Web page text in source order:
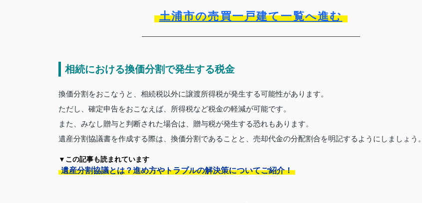
土浦市の売買一戸建て一覧へ進む
相続における換価分割で発生する税金
換価分割をおこなうと、相続税以外に譲渡所得税が発生する可能性があります。
ただし、確定申告をおこなえば、所得税など税金の軽減が可能です。
また、みなし贈与と判断された場合は、贈与税が発生する恐れもあります。
遺産分割協議書を作成する際は、換価分割であることと、売却代金の分配割合を明記するようにしましょう。
▼この記事も読まれています
遺産分割協議とは？進め方やトラブルの解決策についてご紹介！